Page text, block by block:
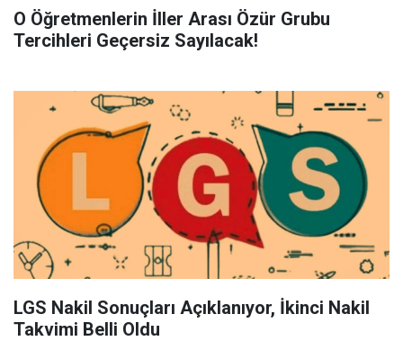
O Öğretmenlerin İller Arası Özür Grubu
Tercihleri Geçersiz Sayılacak!
LGS Nakil Sonuçları Açıklanıyor, İkinci Nakil
Takvimi Belli Oldu